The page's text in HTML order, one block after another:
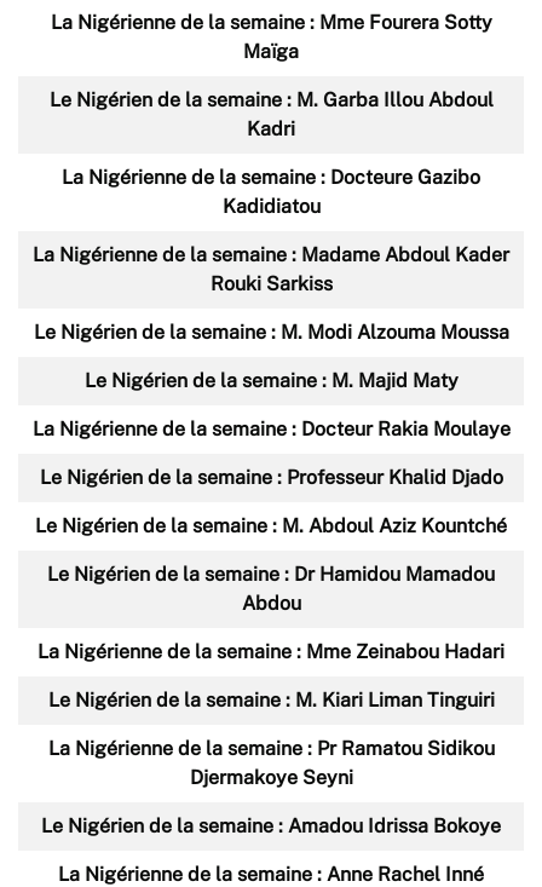
La Nigérienne de la semaine : Mme Fourera Sotty
Maïga
Le Nigérien de la semaine : M. Garba Illou Abdoul
Kadri
La Nigérienne de la semaine : Docteure Gazibo
Kadidiatou
La Nigérienne de la semaine : Madame Abdoul Kader
Rouki Sarkiss
Le Nigérien de la semaine : M. Modi Alzouma Moussa
Le Nigérien de la semaine : M. Majid Maty
La Nigérienne de la semaine : Docteur Rakia Moulaye
Le Nigérien de la semaine : Professeur Khalid Djado
Le Nigérien de la semaine : M. Abdoul Aziz Kountché
Le Nigérien de la semaine : Dr Hamidou Mamadou
Abdou
La Nigérienne de la semaine : Mme Zeinabou Hadari
Le Nigérien de la semaine : M. Kiari Liman Tinguiri
La Nigérienne de la semaine : Pr Ramatou Sidikou
Djermakoye Seyni
Le Nigérien de la semaine : Amadou Idrissa Bokoye
La Nigérienne de la semaine : Anne Rachel Inné